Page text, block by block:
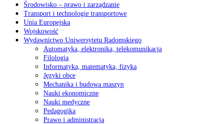
Środowisko – prawo i zarządzanie
Transport i technologie transportowe
Unia Europejska
Wojskowość
Wydawnictwo Uniwersytetu Radomskiego
Automatyka, elektronika, telekomunikacja
Filologia
Informatyka, matematyka, fizyka
Języki obce
Mechanika i budowa maszyn
Nauki ekonomiczne
Nauki medyczne
Pedagogika
Prawo i administracja